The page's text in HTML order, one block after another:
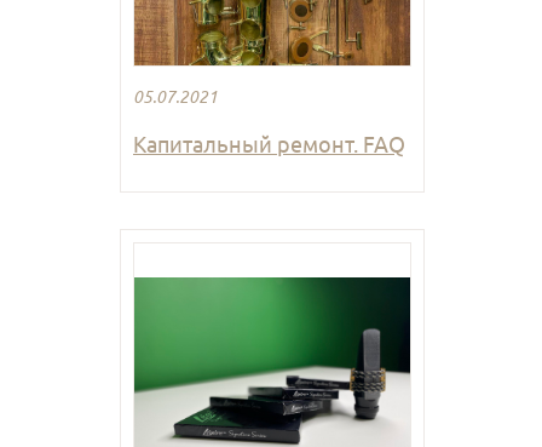
05.07.2021
Капитальный ремонт. FAQ